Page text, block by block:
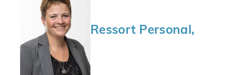
Ressort Personal,